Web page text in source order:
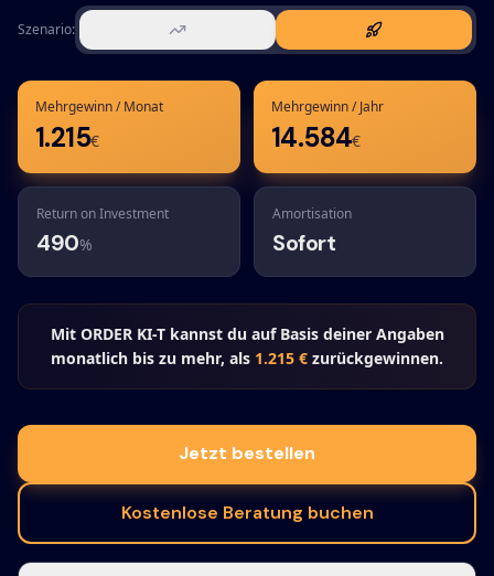
Szenario:
Mehrgewinn / Monat
1.215€
Mehrgewinn / Jahr
14.584€
Return on Investment
490%
Amortisation
Sofort
Mit ORDER KI-T kannst du auf Basis deiner Angaben
monatlich bis zu mehr, als 1.215 € zurückgewinnen.
Jetzt bestellen
Kostenlose Beratung buchen